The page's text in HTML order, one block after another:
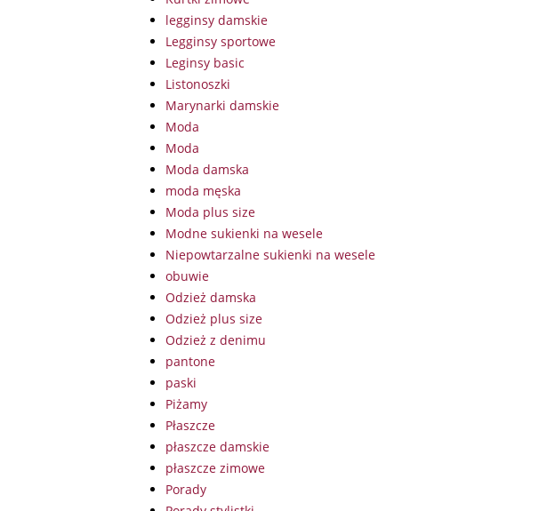
legginsy damskie
Legginsy sportowe
Leginsy basic
Listonoszki
Marynarki damskie
Moda
Moda
Moda damska
moda męska
Moda plus size
Modne sukienki na wesele
Niepowtarzalne sukienki na wesele
obuwie
Odzież damska
Odzież plus size
Odzież z denimu
pantone
paski
Piżamy
Płaszcze
płaszcze damskie
płaszcze zimowe
Porady